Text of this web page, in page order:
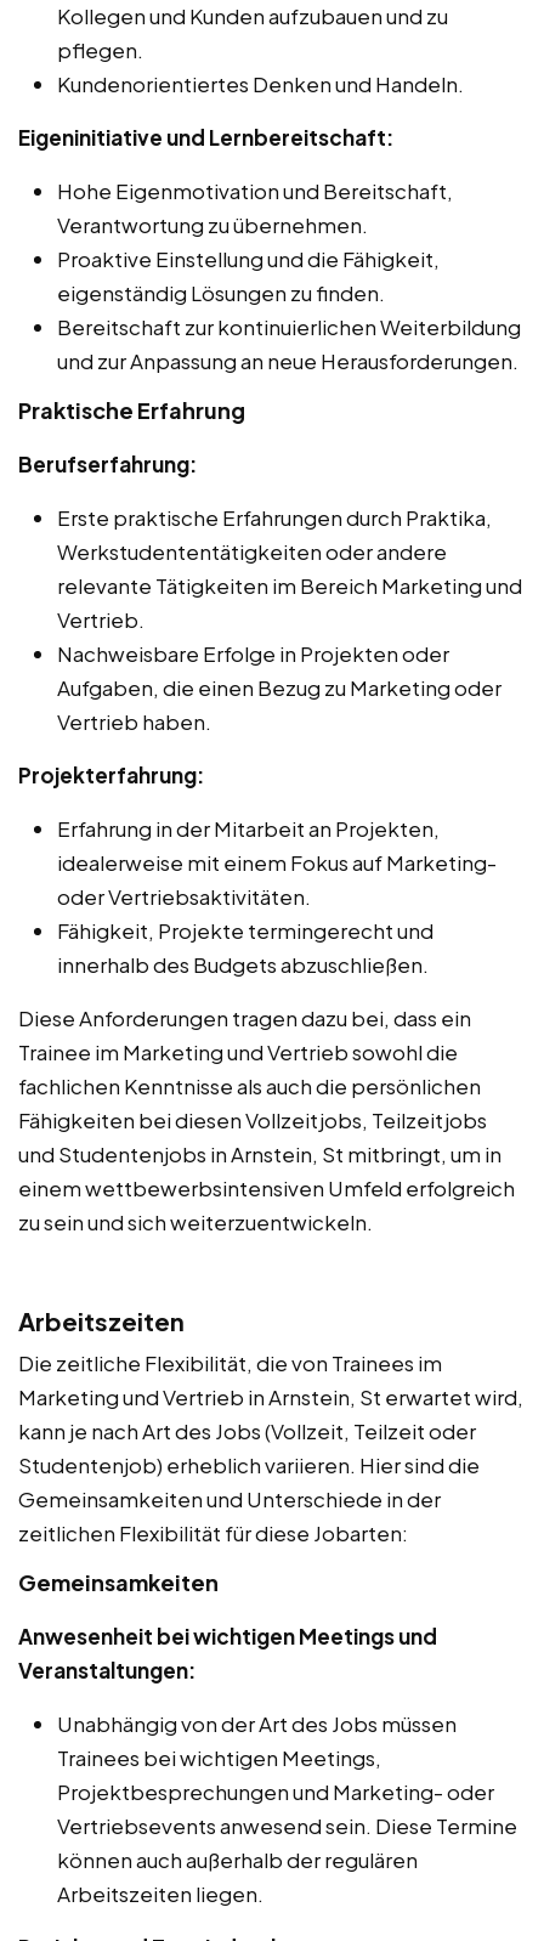
Kollegen und Kunden aufzubauen und zu
pflegen.
Kundenorientiertes Denken und Handeln.
Eigeninitiative und Lernbereitschaft:
Hohe Eigenmotivation und Bereitschaft,
Verantwortung zu übernehmen.
Proaktive Einstellung und die Fähigkeit,
eigenständig Lösungen zu finden.
Bereitschaft zur kontinuierlichen Weiterbildung
und zur Anpassung an neue Herausforderungen.
Praktische Erfahrung
Berufserfahrung:
Erste praktische Erfahrungen durch Praktika,
Werkstudententätigkeiten oder andere
relevante Tätigkeiten im Bereich Marketing und
Vertrieb.
Nachweisbare Erfolge in Projekten oder
Aufgaben, die einen Bezug zu Marketing oder
Vertrieb haben.
Projekterfahrung:
Erfahrung in der Mitarbeit an Projekten,
idealerweise mit einem Fokus auf Marketing-
oder Vertriebsaktivitäten.
Fähigkeit, Projekte termingerecht und
innerhalb des Budgets abzuschließen.
Diese Anforderungen tragen dazu bei, dass ein
Trainee im Marketing und Vertrieb sowohl die
fachlichen Kenntnisse als auch die persönlichen
Fähigkeiten bei diesen Vollzeitjobs, Teilzeitjobs
und Studentenjobs in Arnstein, St mitbringt, um in
einem wettbewerbsintensiven Umfeld erfolgreich
zu sein und sich weiterzuentwickeln.
Arbeitszeiten
Die zeitliche Flexibilität, die von Trainees im
Marketing und Vertrieb in Arnstein, St erwartet wird,
kann je nach Art des Jobs (Vollzeit, Teilzeit oder
Studentenjob) erheblich variieren. Hier sind die
Gemeinsamkeiten und Unterschiede in der
zeitlichen Flexibilität für diese Jobarten:
Gemeinsamkeiten
Anwesenheit bei wichtigen Meetings und
Veranstaltungen:
Unabhängig von der Art des Jobs müssen
Trainees bei wichtigen Meetings,
Projektbesprechungen und Marketing- oder
Vertriebsevents anwesend sein. Diese Termine
können auch außerhalb der regulären
Arbeitszeiten liegen.